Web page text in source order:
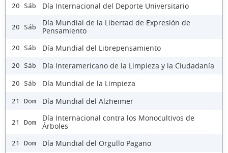
20 Sáb Día Internacional del Deporte Universitario
20 Sáb
Día Mundial de la Libertad de Expresión de
Pensamiento
20 Sáb Día Mundial del Librepensamiento
20 Sáb Día Interamericano de la Limpieza y la Ciudadanía
20 Sáb Día Mundial de la Limpieza
21 Dom Día Mundial del Alzheimer
21 Dom
Día Internacional contra los Monocultivos de
Árboles
21 Dom Día Mundial del Orgullo Pagano